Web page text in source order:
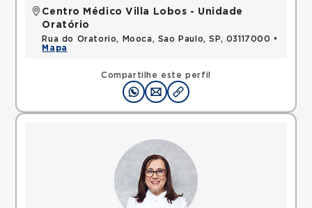
Compartilhe este perfil
Centro Médico Villa Lobos - Unidade
Oratório
Rua do Oratorio, Mooca, Sao Paulo, SP, 03117000 •
Mapa